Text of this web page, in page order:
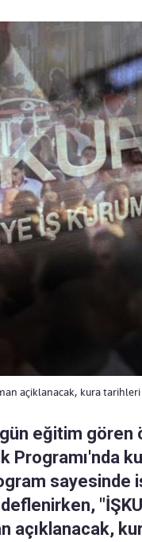
açiklanacak, kura
eğitim gören
Programı'nda
sayesinde
açıklanacak,